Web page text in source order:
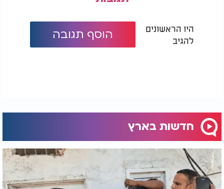
היו הראשונים
להגיב
הוסף תגובה
חדשות בארץ